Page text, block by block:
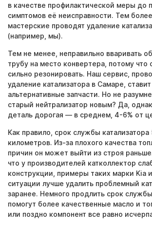
в качестве профилактической меры до
симптомов её неисправности. Тем
мастерские проводят удаление
(например, мы).
Тем не менее, неправильно вваривать
трубу на место конвертера, потому что
сильно резонировать. Наш сервис,
удаление катализатора в Самаре,
альтернативные запчасти. Но не
старый нейтрализатор новым? Да,
деталь дорогая — в среднем, 4-6% от
Как правило, срок службы
километров. Из-за плохого качества
причин он может выйти из строя
что у производителей катколлектор
конструкции, примеры таких марки Kia
ситуации лучше удалить проблемный
заранее. Немного продлить срок
помогут более качественные масло и
или поздно компонент все равно